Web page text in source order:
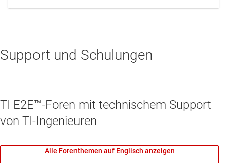
Support und Schulungen
TI E2E™-Foren mit technischem Support
von TI-Ingenieuren
Alle Forenthemen auf Englisch anzeigen